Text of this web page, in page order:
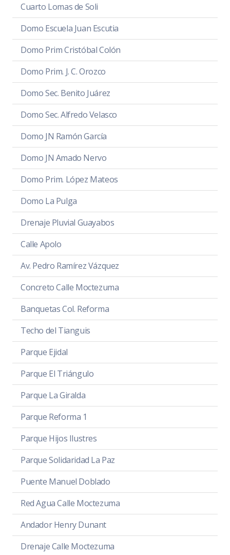
Cuarto Lomas de Soli
Domo Escuela Juan Escutia
Domo Prim Cristóbal Colón
Domo Prim. J. C. Orozco
Domo Sec. Benito Juárez
Domo Sec. Alfredo Velasco
Domo JN Ramón García
Domo JN Amado Nervo
Domo Prim. López Mateos
Domo La Pulga
Drenaje Pluvial Guayabos
Calle Apolo
Av. Pedro Ramírez Vázquez
Concreto Calle Moctezuma
Banquetas Col. Reforma
Techo del Tianguis
Parque Ejidal
Parque El Triángulo
Parque La Giralda
Parque Reforma 1
Parque Hijos Ilustres
Parque Solidaridad La Paz
Puente Manuel Doblado
Red Agua Calle Moctezuma
Andador Henry Dunant
Drenaje Calle Moctezuma